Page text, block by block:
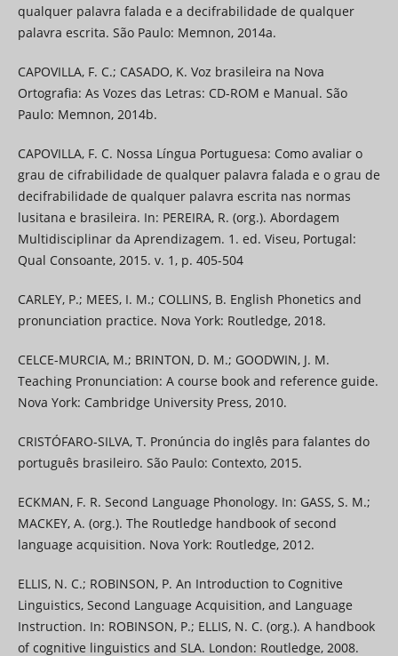
qualquer palavra falada e a decifrabilidade de qualquer
palavra escrita. São Paulo: Memnon, 2014a.
CAPOVILLA, F. C.; CASADO, K. Voz brasileira na Nova
Ortografia: As Vozes das Letras: CD-ROM e Manual. São
Paulo: Memnon, 2014b.
CAPOVILLA, F. C. Nossa Língua Portuguesa: Como avaliar o
grau de cifrabilidade de qualquer palavra falada e o grau de
decifrabilidade de qualquer palavra escrita nas normas
lusitana e brasileira. In: PEREIRA, R. (org.). Abordagem
Multidisciplinar da Aprendizagem. 1. ed. Viseu, Portugal:
Qual Consoante, 2015. v. 1, p. 405-504
CARLEY, P.; MEES, I. M.; COLLINS, B. English Phonetics and
pronunciation practice. Nova York: Routledge, 2018.
CELCE-MURCIA, M.; BRINTON, D. M.; GOODWIN, J. M.
Teaching Pronunciation: A course book and reference guide.
Nova York: Cambridge University Press, 2010.
CRISTÓFARO-SILVA, T. Pronúncia do inglês para falantes do
português brasileiro. São Paulo: Contexto, 2015.
ECKMAN, F. R. Second Language Phonology. In: GASS, S. M.;
MACKEY, A. (org.). The Routledge handbook of second
language acquisition. Nova York: Routledge, 2012.
ELLIS, N. C.; ROBINSON, P. An Introduction to Cognitive
Linguistics, Second Language Acquisition, and Language
Instruction. In: ROBINSON, P.; ELLIS, N. C. (org.). A handbook
of cognitive linguistics and SLA. London: Routledge, 2008.